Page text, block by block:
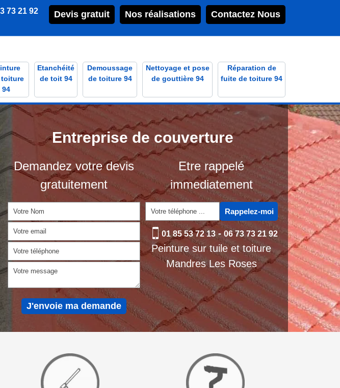
Devis gratuit Nos réalisations Contactez Nous
73 21 92
94
Etanchéité
de toit 94
Demoussage
de toiture 94
Nettoyage et pose
de gouttière 94
Réparation de
fuite de toiture 94
Entreprise de couverture
Demandez votre devis
gratuitement
Etre rappelé
immediatement
01 85 53 72 13- 06 73 73 21 92
Peinture sur tuile et toiture
Mandres Les Roses